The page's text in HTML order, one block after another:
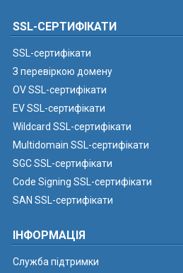
SSL-СЕРТИФІКАТИ
SSL-сертифікати
З перевіркою домену
OV SSL-сертифікати
EV SSL-сертифікати
Wildcard SSL-сертифікати
Multidomain SSL-сертифікати
SGC SSL-сертифікати
Code Signing SSL-сертифікати
SAN SSL-сертифікати
ІНФОРМАЦІЯ
Служба підтримки